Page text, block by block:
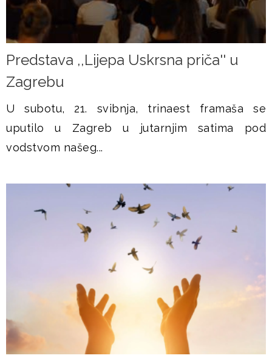
Predstava ,,Lijepa Uskrsna priča'' u
Zagrebu
U subotu, 21. svibnja, trinaest framaša se
uputilo u Zagreb u jutarnjim satima pod
vodstvom našeg...